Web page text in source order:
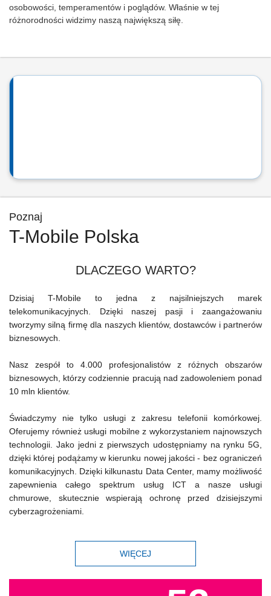
osobowości, temperamentów i poglądów. Właśnie w tej
różnorodności widzimy naszą największą siłę.
Poznaj
T-Mobile Polska
DLACZEGO WARTO?
Dzisiaj T-Mobile to jedna z najsilniejszych marek
telekomunikacyjnych. Dzięki naszej pasji i zaangażowaniu
tworzymy silną firmę dla naszych klientów, dostawców i partnerów
biznesowych.
Nasz zespół to 4.000 profesjonalistów z różnych obszarów
biznesowych, którzy codziennie pracują nad zadowoleniem ponad
10 mln klientów.
Świadczymy nie tylko usługi z zakresu telefonii komórkowej.
Oferujemy również usługi mobilne z wykorzystaniem najnowszych
technologii. Jako jedni z pierwszych udostępniamy na rynku 5G,
dzięki której podążamy w kierunku nowej jakości - bez ograniczeń
komunikacyjnych. Dzięki kilkunastu Data Center, mamy możliwość
zapewnienia całego spektrum usług ICT a nasze usługi
chmurowe, skutecznie wspierają ochronę przed dzisiejszymi
cyberzagrożeniami.
WIĘCEJ